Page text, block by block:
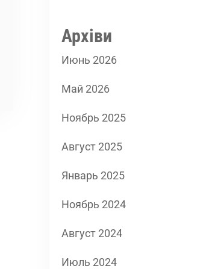
Архіви
Июнь 2026
Май 2026
Ноябрь 2025
Август 2025
Январь 2025
Ноябрь 2024
Август 2024
Июль 2024